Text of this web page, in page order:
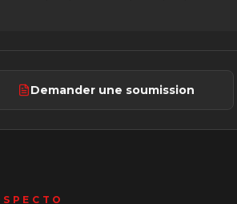
Demander une soumission